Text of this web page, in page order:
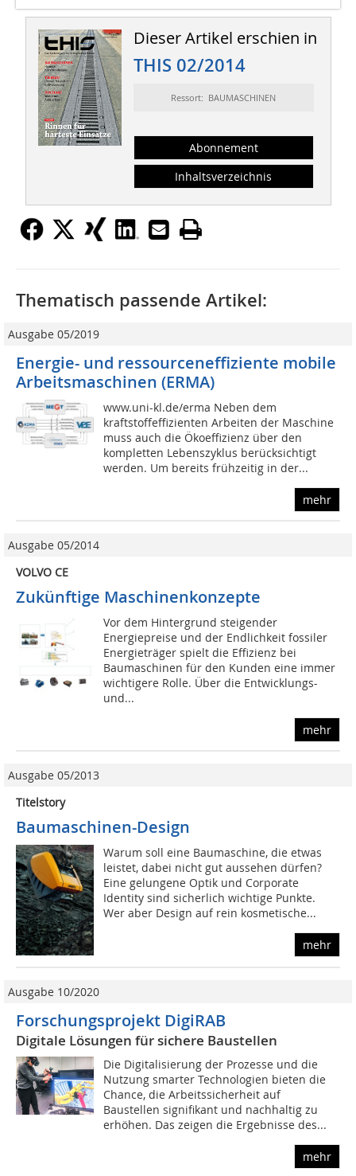
Dieser Artikel erschien in
THIS 02/2014
Ressort: BAUMASCHINEN
Abonnement
Inhaltsverzeichnis
Thematisch passende Artikel:
Ausgabe 05/2019
Energie- und ressourceneffiziente mobile
Arbeitsmaschinen (ERMA)
www.uni-kl.de/erma Neben dem
kraftstoffeffizienten Arbeiten der Maschine
muss auch die Ökoeffizienz über den
kompletten Lebenszyklus berücksichtigt
werden. Um bereits frühzeitig in der...
mehr
Ausgabe 05/2014
VOLVO CE
Zukünftige Maschinenkonzepte
Vor dem Hintergrund steigender
Energiepreise und der Endlichkeit fossiler
Energieträger spielt die Effizienz bei
Baumaschinen für den Kunden eine immer
wichtigere Rolle. Über die Entwicklungs-
und...
mehr
Ausgabe 05/2013
Titelstory
Baumaschinen-Design
Warum soll eine Baumaschine, die etwas
leistet, dabei nicht gut aussehen dürfen?
Eine gelungene Optik und Corporate
Identity sind sicherlich wichtige Punkte.
Wer aber Design auf rein kosmetische...
mehr
Ausgabe 10/2020
Forschungsprojekt DigiRAB
Digitale Lösungen für sichere Baustellen
Die Digitalisierung der Prozesse und die
Nutzung smarter Technologien bieten die
Chance, die Arbeitssicherheit auf
Baustellen signifikant und nachhaltig zu
erhöhen. Das zeigen die Ergebnisse des...
mehr